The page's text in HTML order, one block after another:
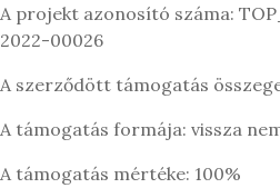
A projekt azonosító száma:
2022-00026
A szerződött támogatás
A támogatás formája: vissza
A támogatás mértéke: 100%